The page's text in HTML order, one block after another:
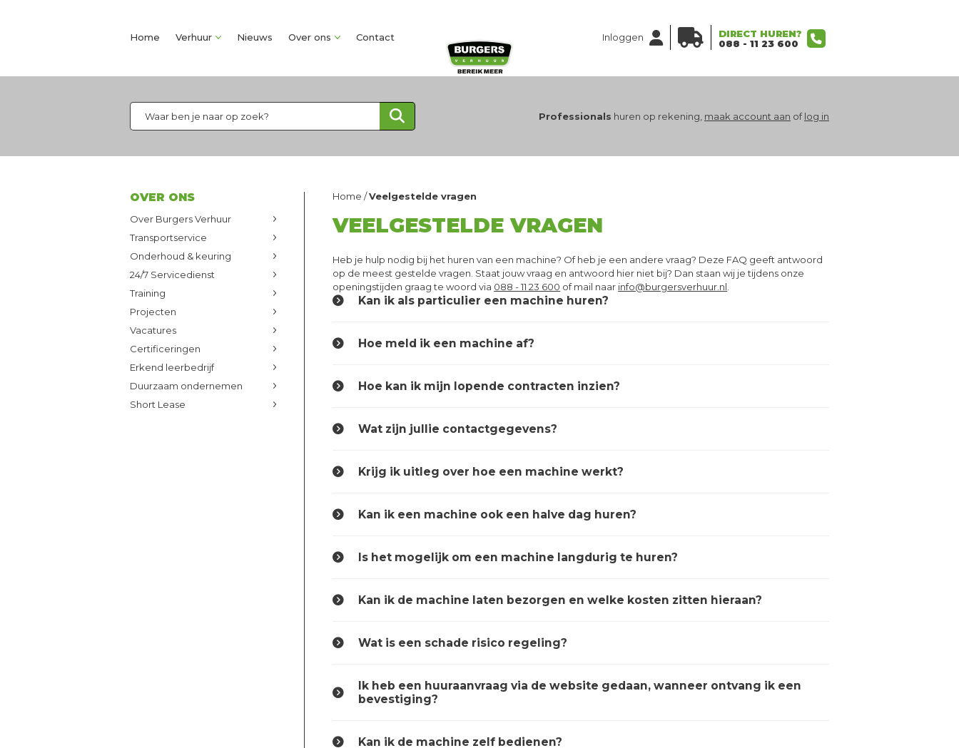
Home Verhuur Nieuws Over ons Contact Inloggen
DIRECT HUREN?
088 - 11 23 600
Professionals huren op rekening, maak account aan oflog in
OVER ONS
Over Burgers Verhuur
Transportservice
Onderhoud & keuring
24/7 Servicedienst
Training
Projecten
Vacatures
Certificeringen
Erkend leerbedrijf
Duurzaam ondernemen
Short Lease
Home /Veelgestelde vragen
VEELGESTELDE VRAGEN
Heb je hulp nodig bij het huren van een machine? Of heb je een andere vraag? Deze FAQ geeft antwoord
op de meest gestelde vragen. Staat jouw vraag en antwoord hier niet bij? Dan staan wij je tijdens onze
openingstijden graag te woord via 088 - 11 23 600 of mail naar info@burgersverhuur.nl
Kan ik als particulier een machine huren?
Hoe meld ik een machine af?
Hoe kan ik mijn lopende contracten inzien?
Wat zijn jullie contactgegevens?
Krijg ik uitleg over hoe een machine werkt?
Kan ik een machine ook een halve dag huren?
Is het mogelijk om een machine langdurig te huren?
Kan ik de machine laten bezorgen en welke kosten zitten hieraan?
Wat is een schade risico regeling?
Ik heb een huuraanvraag via de website gedaan, wanneer ontvang ik een
bevestiging?
Kan ik de machine zelf bedienen?